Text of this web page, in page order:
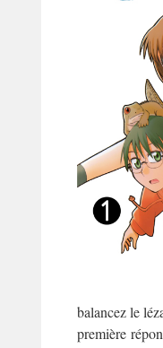
balancez le
première